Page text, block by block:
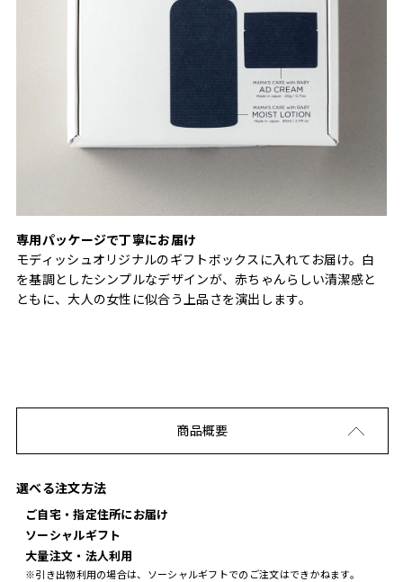
専用パッケージで丁寧にお届け
モディッシュオリジナルのギフトボックスに入れてお届け。白
を基調としたシンプルなデザインが、赤ちゃんらしい清潔感と
ともに、大人の女性に似合う上品さを演出します。
商品概要
選べる注文方法
ご自宅・指定住所にお届け
ソーシャルギフト
大量注文・法人利用
※引き出物利用の場合は、ソーシャルギフトでのご注文はできかねます。